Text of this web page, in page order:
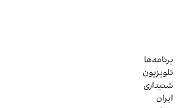
برنامه‌ها
تلویزیون
شنیداری
ایران